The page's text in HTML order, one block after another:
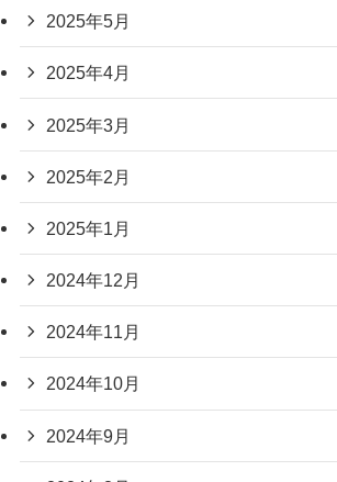
2025年5月
2025年4月
2025年3月
2025年2月
2025年1月
2024年12月
2024年11月
2024年10月
2024年9月